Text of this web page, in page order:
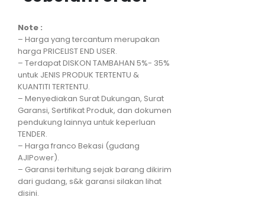
Note :
– Harga yang tercantum merupakan
harga PRICELIST END USER.
– Terdapat DISKON TAMBAHAN 5%- 35%
untuk JENIS PRODUK TERTENTU &
KUANTITI TERTENTU.
– Menyediakan Surat Dukungan, Surat
Garansi, Sertifikat Produk, dan dokumen
pendukung lainnya untuk keperluan
TENDER.
– Harga franco Bekasi (gudang
AJIPower).
– Garansi terhitung sejak barang dikirim
dari gudang, s&k garansi silakan lihat
disini.